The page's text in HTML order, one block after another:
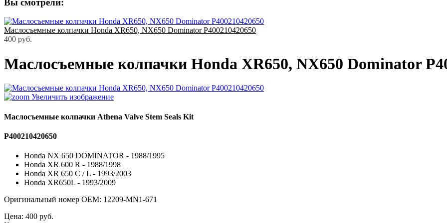
Вы смотрели:
Маслосъемные колпачки Honda XR650, NX650 Dominator P400210420650
400 руб.
Маслосъемные колпачки Honda XR650, NX650 Dominator
Увеличить изображение
Маслосъемные колпачки Athena Valve Stem Seals Kit
P400210420650
Honda NX 650 DOMINATOR - 1988/1995
Honda XR 600 R - 1988/1998
Honda XR 650 C / L - 1993/2003
Honda XR650L - 1993/2009
Оригинальный номер OEM: 12209-MN1-671
Цена: 400 руб.